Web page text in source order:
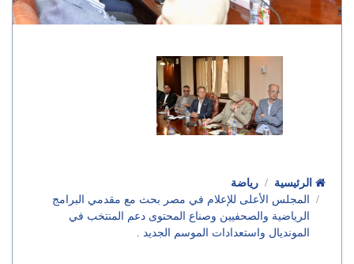
رياضة
المجلس الأعلى للإعلام في مصر بحث مع مقدمي البرامج
الرياضية والصحفيين وصناع المحتوى دعم المنتخب في
المونديال واستعدادات الموسم الجديد .